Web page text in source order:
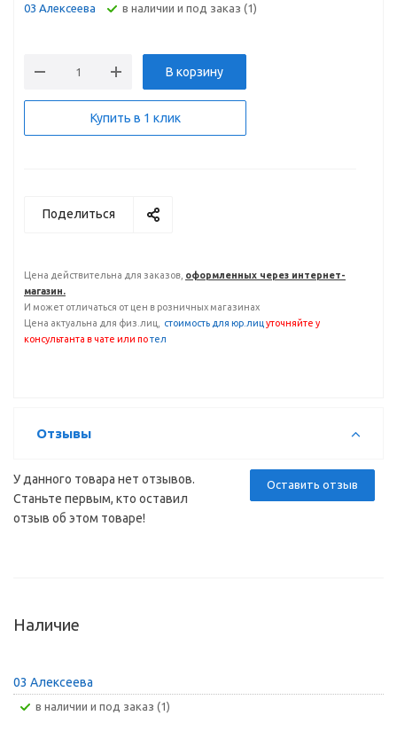
03 Алексеева В наличии и под заказ (1)
В корзину
Купить в 1 клик
Поделиться
Цена действительна для заказов, оформленных через интернет-
магазин.
И может отличаться от цен в розничных магазинах
Цена актуальна для физ.лиц,
стоимость для юр.лиц уточняйте у
консультанта в чате или потел
Отзывы
Оставить отзыв
У данного товара нет отзывов.
Станьте первым, кто оставил
отзыв об этом товаре!
Наличие
03 Алексеева
В наличии и под заказ (1)